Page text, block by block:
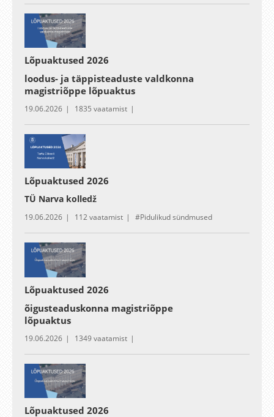
Lõpuaktused 2026
loodus- ja täppisteaduste valdkonna
magistriõppe lõpuaktus
19.06.2026 1835 vaatamist
Lõpuaktused 2026
TÜ Narva kolledž
19.06.2026 112 vaatamist Pidulikud sündmused
Lõpuaktused 2026
õigusteaduskonna magistriõppe
lõpuaktus
19.06.2026 1349 vaatamist
Lõpuaktused 2026